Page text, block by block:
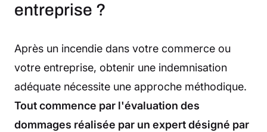
entreprise ?
Après un incendie dans votre commerce ou
votre entreprise, obtenir une indemnisation
adéquate nécessite une approche méthodique.
Tout commence par l'évaluation des
dommages réalisée par un expert désigné par